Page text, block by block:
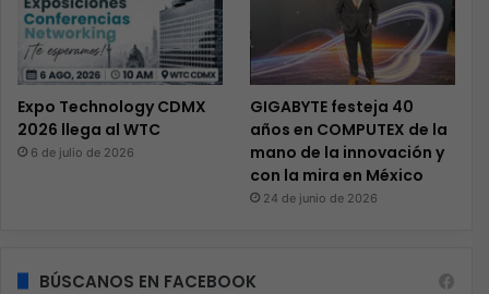
Expo Technology CDMX
2026 llega al WTC
6 de julio de 2026
GIGABYTE festeja 40
años en COMPUTEX de la
mano de la innovación y
con la mira en México
24 de junio de 2026
BÚSCANOS EN FACEBOOK